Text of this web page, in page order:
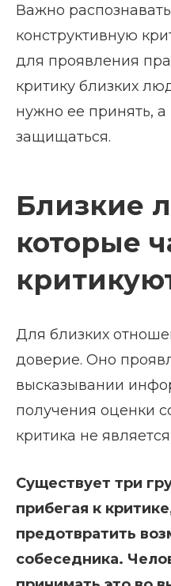
Важно
конструктивную
для проявления
критику близких
нужно ее принять,
защищаться.
Близкие
которые
Для близких
доверие. Оно
высказывании
получения оценки
критика не
Существует три
прибегая к
предотвратить
собеседника.